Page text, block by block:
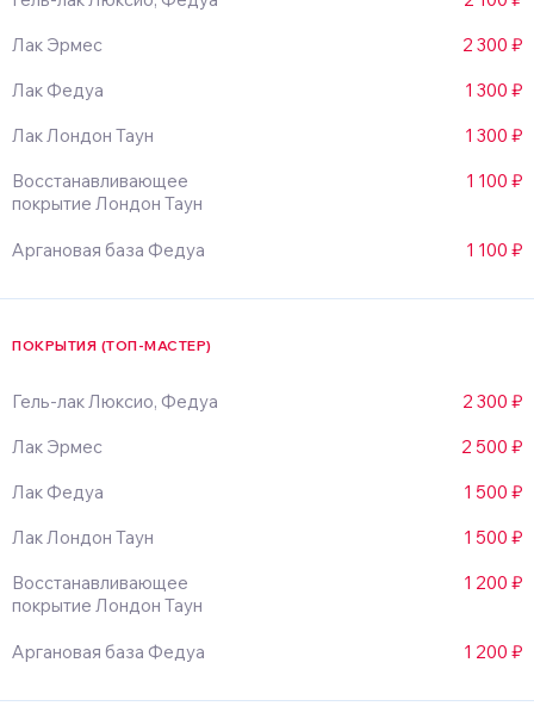
2 300 ₽
Лак Эрмес
1 300 ₽
Лак Федуа
1 300 ₽
Лак Лондон Таун
Аргановая база Федуа 1 100 ₽
Восстанавливающее
покрытие Лондон Таун
1 100 ₽
2 300 ₽
Гель-лак Люксио, Федуа
ПОКРЫТИЯ (ТОП-МАСТЕР)
2 500 ₽
Лак Эрмес
Аргановая база Федуа 1 200 ₽
Восстанавливающее
покрытие Лондон Таун
1 200 ₽
1 500 ₽
Лак Федуа
1 500 ₽
Лак Лондон Таун